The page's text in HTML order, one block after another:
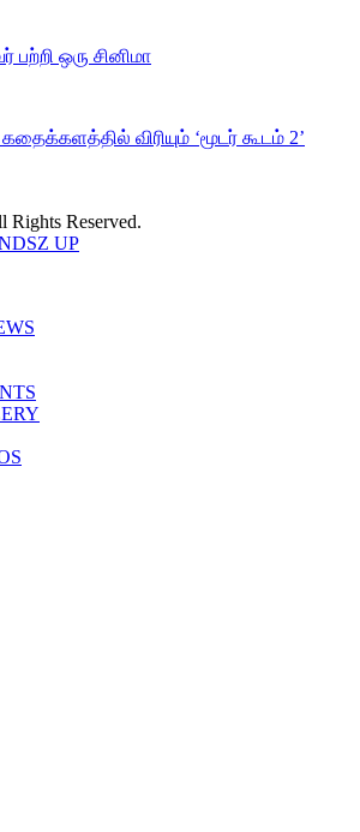
பற்றி ஒரு சினிமா
விரியும் ‘மூடர் கூடம் 2’
Reserved.
UP